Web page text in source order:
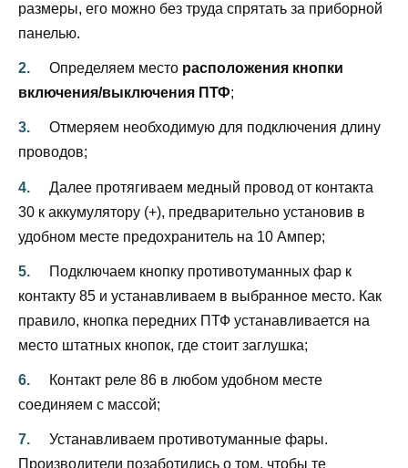
размеры, его можно без труда спрятать за приборной
панелью.
Определяем место расположения кнопки
включения/выключения ПТФ;
Отмеряем необходимую для подключения длину
проводов;
Далее протягиваем медный провод от контакта
30 к аккумулятору (+), предварительно установив в
удобном месте предохранитель на 10 Ампер;
Подключаем кнопку противотуманных фар к
контакту 85 и устанавливаем в выбранное место. Как
правило, кнопка передних ПТФ устанавливается на
место штатных кнопок, где стоит заглушка;
Контакт реле 86 в любом удобном месте
соединяем с массой;
Устанавливаем противотуманные фары.
Производители позаботились о том, чтобы те